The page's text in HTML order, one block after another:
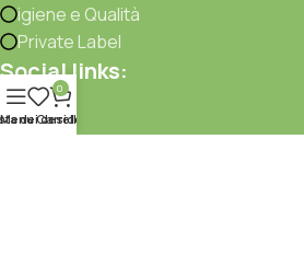
igiene e Qualità
Private Label
Social links:
Menudei desideri
0
Carrello